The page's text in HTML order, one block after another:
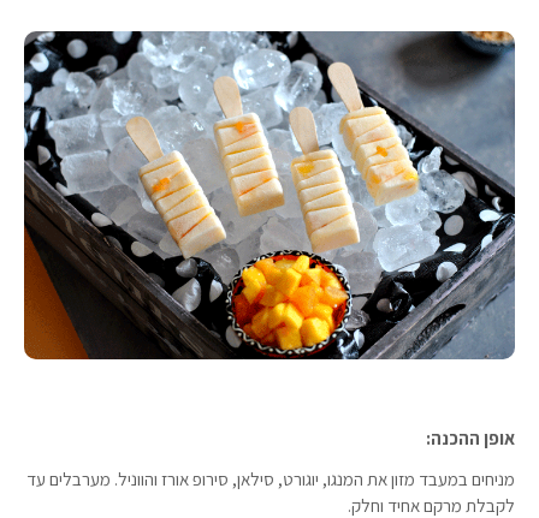
אופן ההכנה:
מניחים במעבד מזון את המנגו, יוגורט, סילאן, סירופ אורז והווניל. מערבלים עד
לקבלת מרקם אחיד וחלק.